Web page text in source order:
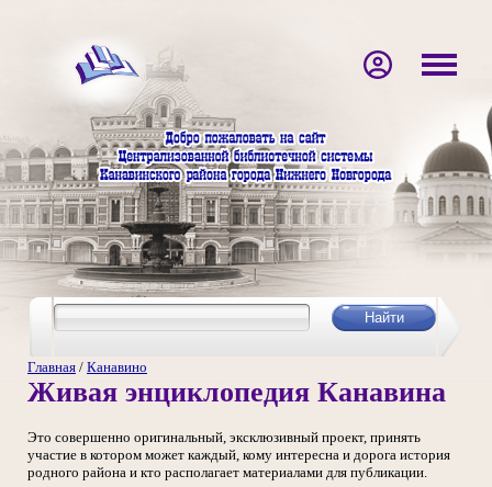
Главная / Канавино
Живая энциклопедия Канавина
Это совершенно оригинальный, эксклюзивный проект, принять
участие в котором может каждый, кому интересна и дорога история
родного района и кто располагает материалами для публикации.